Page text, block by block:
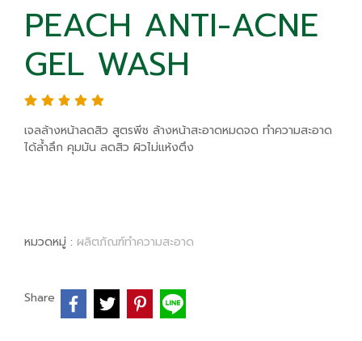
PEACH ANTI-ACNE
GEL WASH
เจลล้างหน้าลดสิว สูตรพีช ล้างหน้าสะอาดหมดจด ทำความสะอาด
ได้ล้ำลึก คุมมัน ลดสิว ผิวไม่แห้งตึง
หมวดหมู่ : ผลิตภัณฑ์ทำความสะอาด
Share